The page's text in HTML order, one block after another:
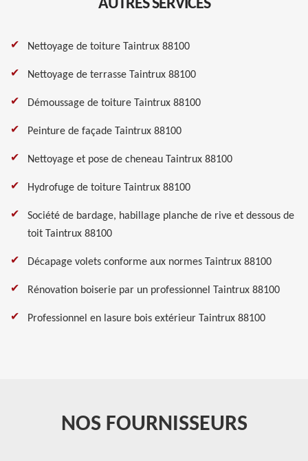
AUTRES SERVICES
Nettoyage de toiture Taintrux 88100
Nettoyage de terrasse Taintrux 88100
Démoussage de toiture Taintrux 88100
Peinture de façade Taintrux 88100
Nettoyage et pose de cheneau Taintrux 88100
Hydrofuge de toiture Taintrux 88100
Société de bardage, habillage planche de rive et dessous de
toit Taintrux 88100
Décapage volets conforme aux normes Taintrux 88100
Rénovation boiserie par un professionnel Taintrux 88100
Professionnel en lasure bois extérieur Taintrux 88100
NOS FOURNISSEURS